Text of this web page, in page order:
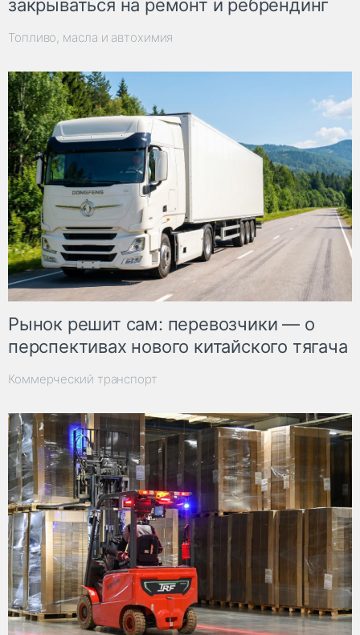
закрываться на ремонт и ребрендинг
Топливо, масла и автохимия
Рынок решит сам: перевозчики — о
перспективах нового китайского тягача
Коммерческий транспорт